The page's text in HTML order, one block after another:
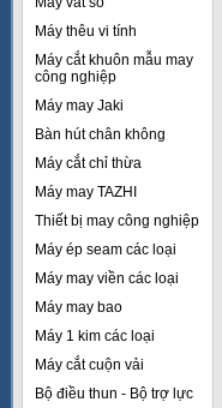
Máy thêu vi tính
Máy cắt khuôn mẫu may
công nghiệp
Máy may Jaki
Bàn hút chân không
Máy cắt chỉ thừa
Máy may TAZHI
Thiết bị may công nghiệp
Máy ép seam các loại
Máy may viền các loại
Máy may bao
Máy 1 kim các loại
Máy cắt cuộn vải
Bộ điều thun - Bộ trợ lực